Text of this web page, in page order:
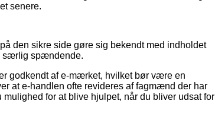
senere.
den sikre side gøre sig bekendt med indholdet
særlig spændende.
godkendt af e-mærket, hvilket bør være en
at e-handlen ofte revideres af fagmænd der har
for at blive hjulpet, når du bliver udsat for